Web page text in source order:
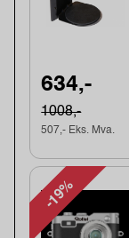
634,-
1008,-
507,- Eks. Mva.
-19%